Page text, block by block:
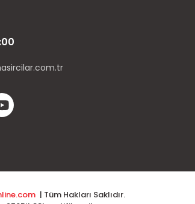
| Tüm Hakları Saklıdır.